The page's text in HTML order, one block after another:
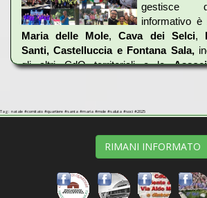
gestisce
informativo
Maria delle Mole,Cava dei Selci,
Santi, Castelluccia e Fontana Sala,
gli altri CdQ territoriali e le
tutelarlo ma non hai i mezzi o
Offriamo i nostri servizi unicamente ad
Tag: natale #comitato #quartiere #santa #maria #mole #saluta #soci #2025
RIMANI INFORMATO